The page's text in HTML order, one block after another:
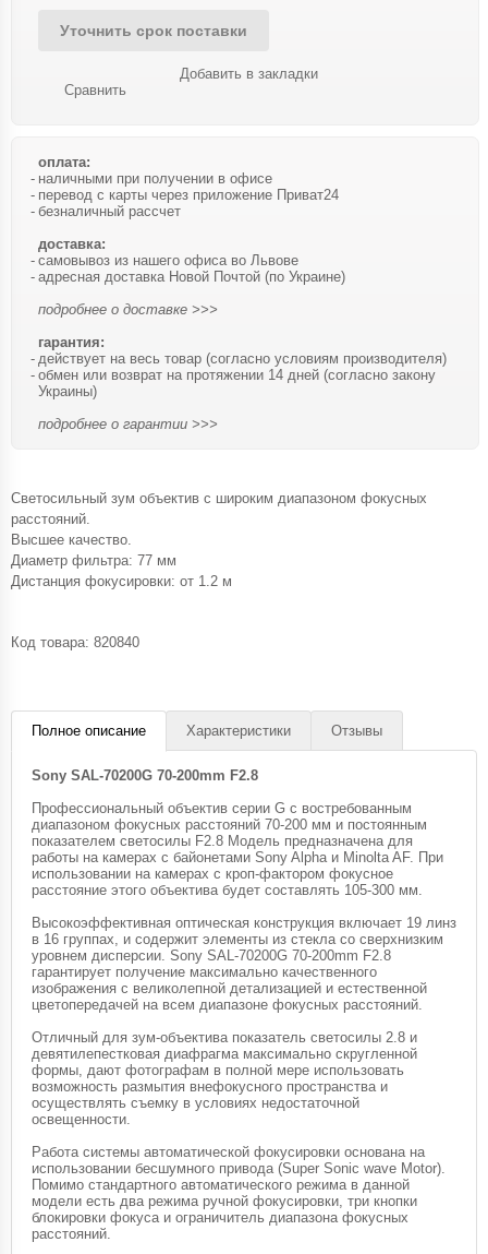
Уточнить срок поставки
Сравнить
Добавить в закладки
оплата:
наличными при получении в офисе
перевод с карты через приложение Приват24
безналичный рассчет
доставка:
самовывоз из нашего офиса во Львове
адресная доставка Новой Почтой (по Украине)
подробнее о доставке >>>
гарантия:
действует на весь товар (согласно условиям производителя)
обмен или возврат на протяжении 14 дней (согласно закону
Украины)
подробнее о гарантии >>>
Светосильный зум объектив с широким диапазоном фокусных
расстояний.
Высшее качество.
Диаметр фильтра: 77 мм
Дистанция фокусировки: от 1.2 м
Код товара: 820840
Полное описание Характеристики Отзывы
Sony SAL-70200G 70-200mm F2.8
Профессиональный объектив серии G с востребованным
диапазоном фокусных расстояний 70-200 мм и постоянным
показателем светосилы F2.8 Модель предназначена для
работы на камерах с байонетами Sony Alpha и Minolta AF. При
использовании на камерах с кроп-фактором фокусное
расстояние этого объектива будет составлять 105-300 мм.
Высокоэффективная оптическая конструкция включает 19 линз
в 16 группах, и содержит элементы из стекла со сверхнизким
уровнем дисперсии. Sony SAL-70200G 70-200mm F2.8
гарантирует получение максимально качественного
изображения с великолепной детализацией и естественной
цветопередачей на всем диапазоне фокусных расстояний.
Отличный для зум-объектива показатель светосилы 2.8 и
девятилепестковая диафрагма максимально скругленной
формы, дают фотографам в полной мере использовать
возможность размытия внефокусного пространства и
осуществлять съемку в условиях недостаточной
освещенности.
Работа системы автоматической фокусировки основана на
использовании бесшумного привода (Super Sonic wave Motor).
Помимо стандартного автоматического режима в данной
модели есть два режима ручной фокусировки, три кнопки
блокировки фокуса и ограничитель диапазона фокусных
расстояний.